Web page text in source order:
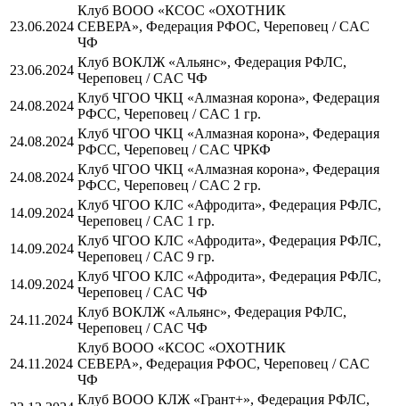
23.06.2024
Клуб ВООО «КСОС «ОХОТНИК
СЕВЕРА», Федерация РФОС, Череповец / CAC
ЧФ
23.06.2024
Клуб ВОКЛЖ «Альянс», Федерация РФЛС,
Череповец / CAC ЧФ
24.08.2024
Клуб ЧГОО ЧКЦ «Алмазная корона», Федерация
РФСС, Череповец / CAC 1 гр.
24.08.2024
Клуб ЧГОО ЧКЦ «Алмазная корона», Федерация
РФСС, Череповец / CAC ЧРКФ
24.08.2024
Клуб ЧГОО ЧКЦ «Алмазная корона», Федерация
РФСС, Череповец / CAC 2 гр.
14.09.2024
Клуб ЧГОО КЛС «Афродита», Федерация РФЛС,
Череповец / CAC 1 гр.
14.09.2024
Клуб ЧГОО КЛС «Афродита», Федерация РФЛС,
Череповец / CAC 9 гр.
14.09.2024
Клуб ЧГОО КЛС «Афродита», Федерация РФЛС,
Череповец / CAC ЧФ
24.11.2024
Клуб ВОКЛЖ «Альянс», Федерация РФЛС,
Череповец / CAC ЧФ
24.11.2024
Клуб ВООО «КСОС «ОХОТНИК
СЕВЕРА», Федерация РФОС, Череповец / CAC
ЧФ
Клуб ВООО КЛЖ «Грант+», Федерация РФЛС,